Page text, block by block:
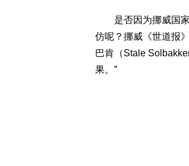
是否因为挪威国家
仿呢？挪威《世道报
巴肯（Stale
果。”